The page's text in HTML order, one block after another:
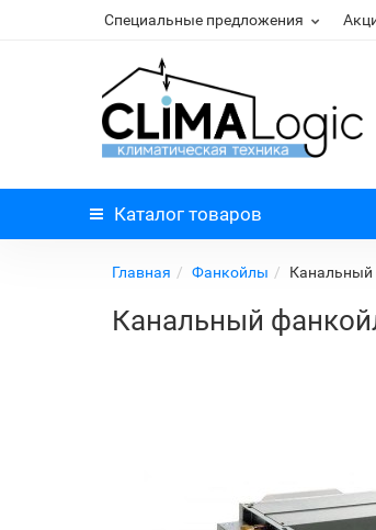
Специальные предложения
Каталог товаров
Главная Фанкойлы Канальный
Канальный